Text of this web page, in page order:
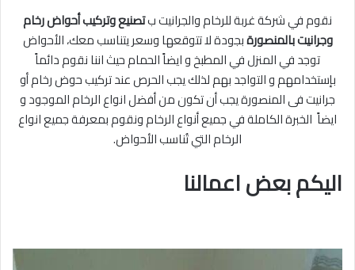
نقوم في شركة غربة للرخام والجرانيت بتصنيع وتركيب أحواض رخام
وجرانيت بالمنصورةبجودة لا تتوقعها وسعر يتناسب معك، الأحواض
توجد في المنزل في المطبخ و ايضاً الحمام حيث اننا نقوم دائماً
بإستخدامهم و التواجد بهم لذلك يجب الحرص عند تركيب حوض رخام أو
جرانيت فى المنصورة يجب أن تكون من أفضل انواع الرخام الموجود و
ايضاً الخبرة الكاملة في جميع أنواع الرخام ونقوم بمعرفة جميع انواع
الرخام التي تُناسب الأحواض.
اليكم بعض اعمالنا